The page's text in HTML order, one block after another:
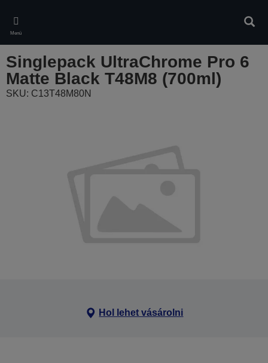
main
content
Menü
Singlepack UltraChrome Pro 6
Matte Black T48M8 (700ml)
SKU: C13T48M80N
Hol lehet vásárolni